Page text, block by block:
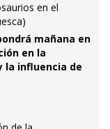
en el
mañana en
en la
la influencia de